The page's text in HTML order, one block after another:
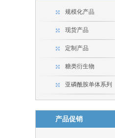
规模化产品
现货产品
定制产品
糖类衍生物
亚磷酰胺单体系列
产品促销